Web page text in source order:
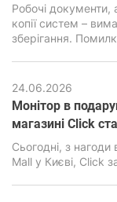
Робочі документи,
копії систем –
зберігання.
сервісами та
гостро.
24.06.2026
Монітор в
магазині Click
​​​​​​​Сьогодні, з
Mall у Києві, Click